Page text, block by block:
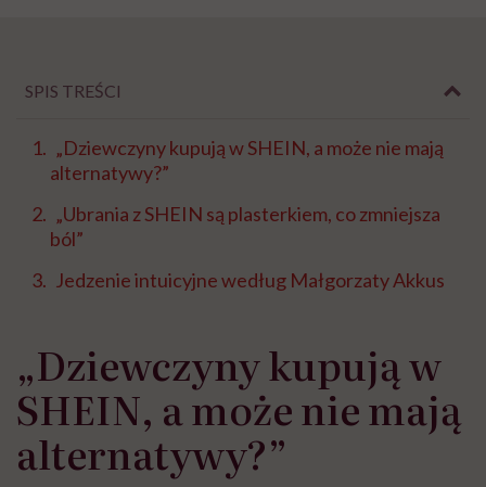
SPIS TREŚCI
„Dziewczyny kupują w SHEIN, a może nie mają
alternatywy?”
„Ubrania z SHEIN są plasterkiem, co zmniejsza
ból”
Jedzenie intuicyjne według Małgorzaty Akkus
„Dziewczyny kupują w
SHEIN, a może nie mają
alternatywy?”